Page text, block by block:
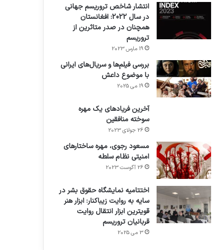
انتشار شاخص تروریسم جهانی
در سال 2022: افغانستان
همچنان در صدر متاثرین از
تروریسم
19 مارس 2023
بررسی فیلم‌ها و سریال‌های ایرانی
با موضوع داعش
19 می 2025
آخرین فریادهای یک مهره
سوخته منافقین
26 جولای 2023
مسعود رجوی، مهره ساختارهای
امنیتی نظام سلطه
26 آگوست 2023
اختتامیه نمایشگاه حقوق بشر در
سایه به روایت زیباکنار: ابزار هنر
قویترین ابزار انتقال روایت
قربانیان تروریسم
3 می 2025